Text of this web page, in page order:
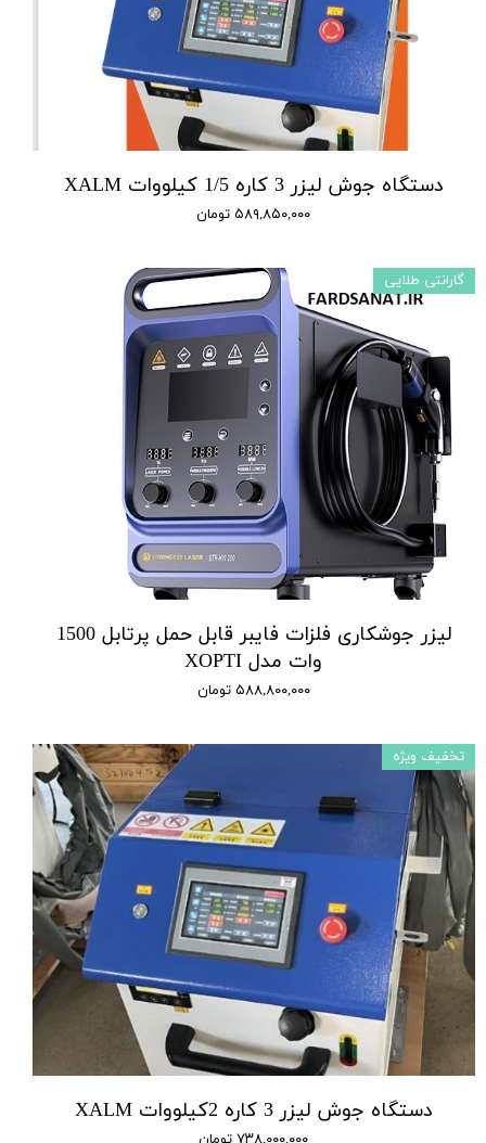
دستگاه جوش لیزر 3 کاره 1/5 کیلووات XALM
۵۸۹,۸۵۰,۰۰۰ تومان
لیزر جوشکاری فلزات فایبر قابل حمل پرتابل 1500
وات مدل XOPTI
۵۸۸,۸۰۰,۰۰۰ تومان
گارانتی طلایی
دستگاه جوش لیزر 3 کاره 2کیلووات XALM
تخفیف ویژه